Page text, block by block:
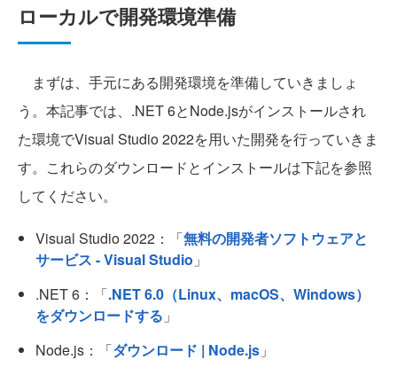
ローカルで開発環境準備
まずは、手元にある開発環境を準備していきましょ
う。本記事では、.NET 6とNode.jsがインストールされ
た環境でVisual Studio 2022を用いた開発を行っていきま
す。これらのダウンロードとインストールは下記を参照
してください。
Visual Studio 2022：「無料の開発者ソフトウェアと
サービス - Visual Studio 」
.NET 6：「.NET 6.0（Linux、macOS、Windows）
をダウンロードする 」
Node.js：「ダウンロード | Node.js 」